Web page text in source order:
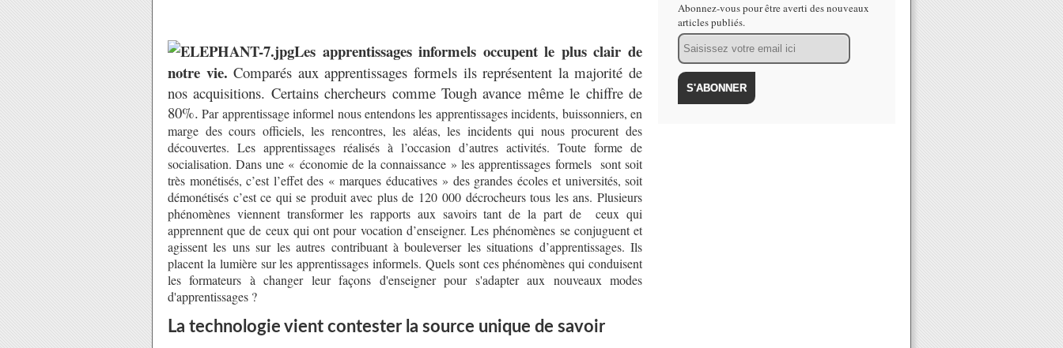
Les apprentissages informels occupent le plus clair de
notre vie. Comparés aux apprentissages formels ils représentent la majorité de
nos acquisitions. Certains chercheurs comme Tough avance même le chiffre de
80%. Par apprentissage informel nous entendons les apprentissages incidents, buissonniers, en
marge des cours officiels, les rencontres, les aléas, les incidents qui nous procurent des
découvertes. Les apprentissages réalisés à l’occasion d’autres activités. Toute forme de
socialisation. Dans une « économie de la connaissance » les apprentissages formels sont soit
très monétisés, c’est l’effet des « marques éducatives » des grandes écoles et universités, soit
démonétisés c’est ce qui se produit avec plus de 120 000 décrocheurs tous les ans. Plusieurs
phénomènes viennent transformer les rapports aux savoirs tant de la part de ceux qui
apprennent que de ceux qui ont pour vocation d’enseigner. Les phénomènes se conjuguent et
agissent les uns sur les autres contribuant à bouleverser les situations d’apprentissages. Ils
placent la lumière sur les apprentissages informels. Quels sont ces phénomènes qui conduisent
les formateurs à changer leur façons d'enseigner pour s'adapter aux nouveaux modes
d'apprentissages ?
La technologie vient contester la source unique de savoir
Abonnez-vous pour être averti des nouveaux
articles publiés.
Email